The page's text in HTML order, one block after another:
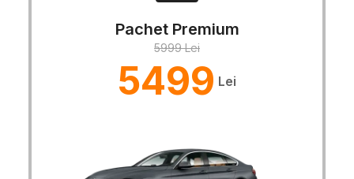
Pachet Premium
5999 Lei
5499 Lei